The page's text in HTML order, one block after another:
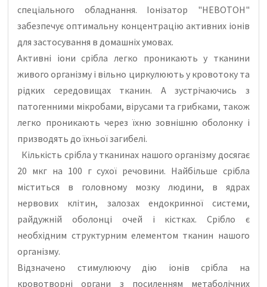
спеціального обладнання. Іонізатор "НЕВОТОН"
забезпечує оптимальну концентрацію активних іонів
для застосування в домашніх умовах.
Активні іони срібла легко проникають у тканини
живого організму і вільно циркулюють у кровотоку та
рідких середовищах тканин. А зустрічаючись з
патогенними мікробами, вірусами та грибками, також
легко проникають через їхню зовнішню оболонку і
призводять до їхньої загибелі.
Кількість срібла у тканинах нашого організму досягає
20 мкг на 100 г сухої речовини. Найбільше срібла
міститься в головному мозку людини, в ядрах
нервових клітин, залозах ендокринної системи,
райдужній оболонці очей і кістках. Срібло є
необхідним структурним елементом тканин нашого
організму.
Відзначено стимулюючу дію іонів срібла на
кровотворні органи з посиленням метаболічних